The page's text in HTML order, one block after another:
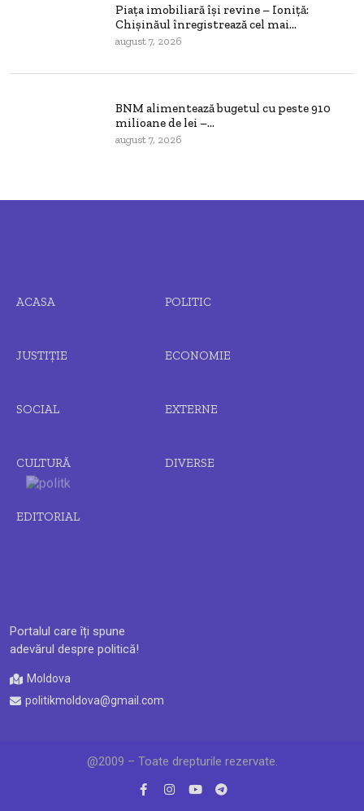
Piața imobiliară își revine – Ioniță:
Chișinăul înregistrează cel mai...
august 7, 2026
BNM alimentează bugetul cu peste 910
milioane de lei –...
august 7, 2026
Portalul care îți spune
adevărul despre politică!
Moldova
politikmoldova@gmail.com
ACASA POLITIC
JUSTIȚIE ECONOMIE
SOCIAL EXTERNE
CULTURĂ DIVERSE
EDITORIAL
@2009 – Toate drepturile rezervate.